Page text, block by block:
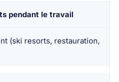
pendant le travail
(ski resorts, restauration,